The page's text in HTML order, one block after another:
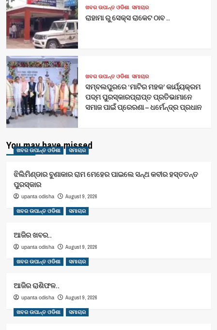
ଖବର ଉପାନ୍ତ ଓଡିଶା ସମାଚାର
ରାହାମା ରୁ ସେକ୍ସ ରାକେଟ ଠାବ ..
ଖବର ଉପାନ୍ତ ଓଡିଶା ସମାଚାର
ସମ୍ବଲପୁରରେ ‘ମାଟିର ମହକ’ କାର୍ଯ୍ୟକ୍ରମ
ପଦ୍ମ ପୁରସ୍କାରପ୍ରାପ୍ତ ପ୍ରତିଭାମାନେ
ସମାଜ ପାଇଁ ପ୍ରେରଣା – ଧର୍ମେନ୍ଦ୍ର ପ୍ରଧାନ
You may have missed
ଖବର ଉପାନ୍ତ ଓଡିଶା ସମାଚାର
ଝିଲିମିଣ୍ଡାର ବୁଣାକାର ରାମ ମେହେର ପାଇଲେ ସନ୍ଥ କବୀର ହସ୍ତତନ୍ତ
ପୁରସ୍କାର
upanta odisha August 9, 2026
ଖବର ଉପାନ୍ତ ଓଡିଶା ସମାଚାର
ଆଜିର ଖବର..
upanta odisha August 9, 2026
ଖବର ଉପାନ୍ତ ଓଡିଶା ସମାଚାର
ଆଜିର ରାଶିଫଳ..
upanta odisha August 9, 2026
ଖବର ଉପାନ୍ତ ଓଡିଶା ସମାଚାର